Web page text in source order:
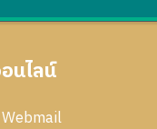
นไลน์